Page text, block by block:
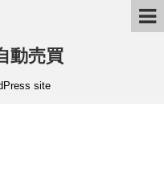
動売買
site